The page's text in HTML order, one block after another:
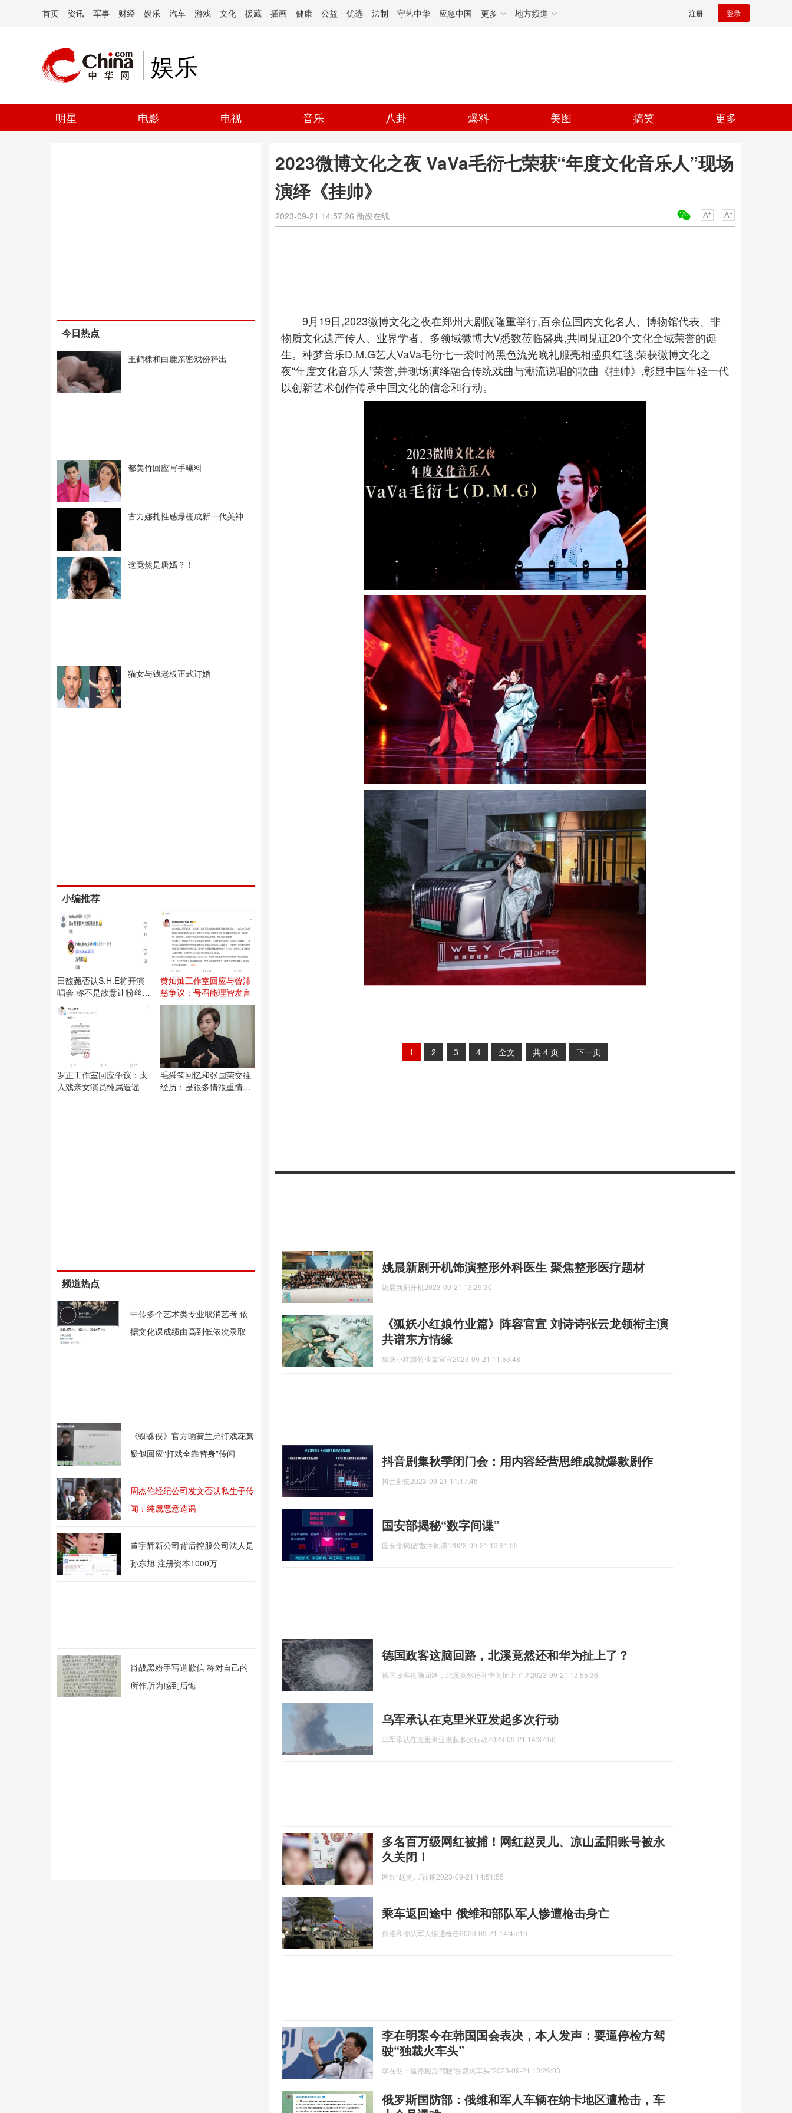
首页 资讯 军事 财经 娱乐 汽车 游戏 文化 援藏 插画 健康 公益 优选 法制 守艺中华 应急中国 更多 地方频道 注册 登录
娱乐
明星 电影 电视 音乐 八卦 爆料 美图 搞笑 更多
今日热点
王鹤棣和白鹿亲密戏份释出
都美竹回应写手曝料
古力娜扎性感爆棚成新一代美神
这竟然是唐嫣？！
猫女与钱老板正式订婚
小编推荐
田馥甄否认S.H.E将开演
唱会 称不是故意让粉丝失
望
黄灿灿工作室回应与曾沛
慈争议：号召能理智发言
罗正工作室回应争议：太
入戏亲女演员纯属造谣
毛舜筠回忆和张国荣交往
经历：是很多情很重情的
频道热点
中传多个艺术类专业取消艺考 依
据文化课成绩由高到低依次录取
《蜘蛛侠》官方晒荷兰弟打戏花絮
疑似回应“打戏全靠替身”传闻
周杰伦经纪公司发文否认私生子传
闻：纯属恶意造谣
董宇辉新公司背后控股公司法人是
孙东旭 注册资本1000万
肖战黑粉手写道歉信 称对自己的
所作所为感到后悔
2023微博文化之夜 VaVa毛衍七荣获“年度文化音乐人”现场
演绎《挂帅》
2023-09-21 14:57:26 新娱在线
9月19日,2023微博文化之夜在郑州大剧院隆重举行,百余位国内文化名人、博物馆代表、非
物质文化遗产传人、业界学者、多领域微博大V悉数莅临盛典,共同见证20个文化全域荣誉的诞
生。种梦音乐D.M.G艺人VaVa毛衍七一袭时尚黑色流光晚礼服亮相盛典红毯,荣获微博文化之
夜“年度文化音乐人”荣誉,并现场演绎融合传统戏曲与潮流说唱的歌曲《挂帅》,彰显中国年轻一代
以创新艺术创作传承中国文化的信念和行动。
1 2 3 4 全文 共 4 页 下一页
姚晨新剧开机饰演整形外科医生 聚焦整形医疗题材
姚晨新剧开机 2023-09-21 13:29:30
《狐妖小红娘竹业篇》阵容官宣 刘诗诗张云龙领衔主演
共谱东方情缘
狐妖小红娘竹业篇官宣2023-09-21 11:53:48
抖音剧集秋季闭门会：用内容经营思维成就爆款剧作
抖音剧集2023-09-21 11:17:46
国安部揭秘“数字间谍”
国安部揭秘“数字间谍”2023-09-21 13:31:55
德国政客这脑回路，北溪竟然还和华为扯上了？
德国政客这脑回路，北溪竟然还和华为扯上了？ 2023-09-21 13:55:36
乌军承认在克里米亚发起多次行动
乌军承认在克里米亚发起多次行动2023-09-21 14:37:56
多名百万级网红被捕！网红赵灵儿、凉山孟阳账号被永
久关闭！
网红“赵灵儿”被捕2023-09-21 14:51:55
乘车返回途中 俄维和部队军人惨遭枪击身亡
俄维和部队军人惨遭枪击2023-09-21 14:45:10
李在明案今在韩国国会表决，本人发声：要逼停检方驾
驶“独裁火车头”
李在明：逼停检方驾驶“独裁火车头”2023-09-21 13:26:03
俄罗斯国防部：俄维和军人车辆在纳卡地区遭枪击，车